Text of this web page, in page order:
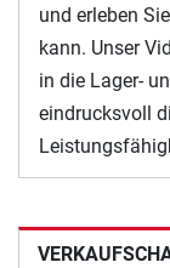
und erleben
kann. Unser
in die Lager-
eindrucksvoll